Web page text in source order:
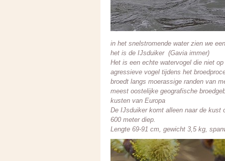
in het snelstromende water zien we
het is de IJsduiker (Gavia immer)
Het is een echte watervogel die niet
agressieve vogel tijdens het
broedt langs moerassige randen van
meest oostelijke geografische
kusten van Europa
De IJsduiker komt alleen naar de kust
600 meter diep.
Lengte 69-91 cm, gewicht 3,5 kg,